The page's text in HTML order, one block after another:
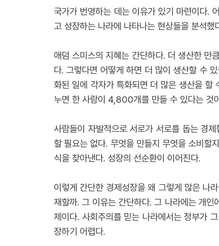
국가가 번영하는 데는 이유가 있기 마련이다.
고 성장하는 나라에 나타나는 현상들을 분석
애덤 스미스의 지혜는 간단하다. 더 생산한 만
다. 그렇다면 어떻게 하면 더 많이 생산할 수
화된 일에 각자가 특화되면 더 많은 생산을 할
누면 한 사람이 4,800개를 만들 수 있다는 것
사람들이 자발적으로 서로가 서로를 돕는 경
할 필요는 없다. 무엇을 만들지 무엇을 소비할
식을 찾아낸다. 성장의 선순환이 이어진다.
이렇게 간단한 경제성장을 왜 그렇게 많은 나
재할까. 그 이유는 간단하다. 그 나라에는 개
제이다. 사회주의를 믿는 나라에서는 정부가
장하기 어렵다.